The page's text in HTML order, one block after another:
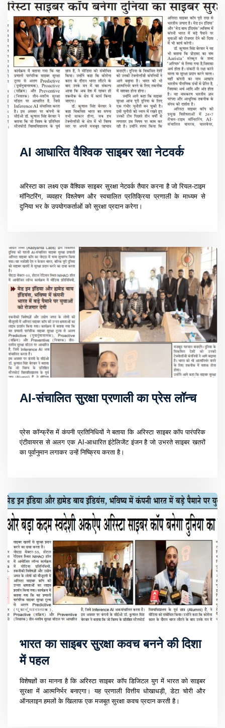
AI आधारित वैश्विक साइबर रक्षा नेटवर्क
अरिस्टा का लक्ष्य एक वैश्विक साइबर सुरक्षा नेटवर्क तैयार करना है जो रियल-टाइम
मॉनिटरिंग, व्यवहार विश्लेषण और स्वचालित प्रतिक्रिया प्रणाली के माध्यम से
दुनिया भर के उपयोगकर्ताओं को सुरक्षा प्रदान करेगा।
AI-संचालित सुरक्षा प्रणाली का प्रेस लॉन्च
प्रेस कॉन्फ्रेंस में कंपनी प्रतिनिधियों ने बताया कि अरिस्टा साइबर कॉप पारंपरिक
एंटीवायरस से अलग एक AI-आधारित इंटेलिजेंट इंजन है जो उभरते साइबर खतरों
का पूर्वानुमान लगाकर उन्हें निष्क्रिय करता है।
भारत का साइबर सुरक्षा कवच बनने की दिशा
में पहल
विशेषज्ञों का मानना है कि अरिस्टा साइबर कॉप डिजिटल युग में भारत को साइबर
सुरक्षा में आत्मनिर्भर बनाएगा। यह प्रणाली वित्तीय धोखाधड़ी, डेटा चोरी और
ऑनलाइन हमलों के खिलाफ एक मजबूत सुरक्षा कवच प्रदान करती है।